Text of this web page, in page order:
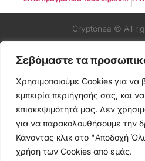
Σεβόμαστε τα
Χρησιμοποιούμε Cookies για να
εμπειρία περιήγησής σας, και
επισκεψιμότητά μας. Δεν
για να παρακολουθήσουμε την
Κάνοντας κλικ στο "Αποδοχή
χρήση των Cookies από εμάς.
Cryptonea © All